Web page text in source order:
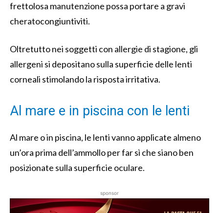
frettolosa manutenzione possa portare a gravi
cheratocongiuntiviti.
Oltretutto nei soggetti con allergie di stagione, gli
allergeni si depositano sulla superficie delle lenti
corneali stimolando la risposta irritativa.
Al mare e in piscina con le lenti
Al mare o in piscina, le lenti vanno applicate almeno
un’ora prima dell’ammollo per far sì che siano ben
posizionate sulla superficie oculare.
sponsor